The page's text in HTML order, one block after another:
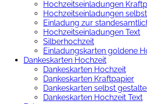
Hochzeitseinladungen
Hochzeitseinladungen
Einladung zur
Hochzeitseinladungen Text
Silberhochzeit
Einladungskarten goldene
Dankeskarten Hochzeit
Dankeskarten Hochzeit
Dankeskarten Kraftpapier
Dankeskarten selbst
Dankeskarten Hochzeit Text